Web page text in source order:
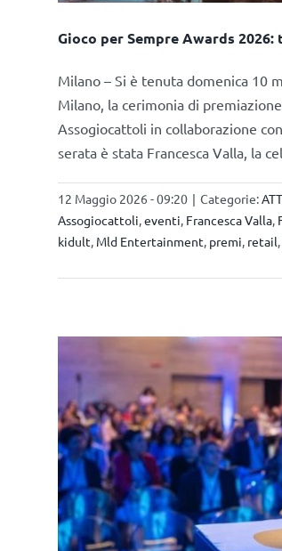
Gioco per Sempre Awards
Milano – Si è tenuta domenica 10
Milano, la cerimonia di
Assogiocattoli in collaborazione
serata è stata Francesca Valla, la
12 Maggio 2026 - 09:20 | Categorie:
Assogiocattoli,eventi, Francesca Valla,
kidult, Mld Entertainment, premi, retail,